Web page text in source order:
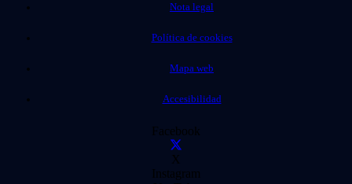
Nota legal
Política de cookies
Mapa web
Accesibilidad
Facebook
X
Instagram